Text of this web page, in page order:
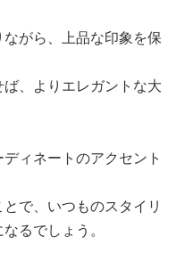
がら、上品な印象を保
、よりエレガントな大
ィネートのアクセント
で、いつものスタイリ
るでしょう。